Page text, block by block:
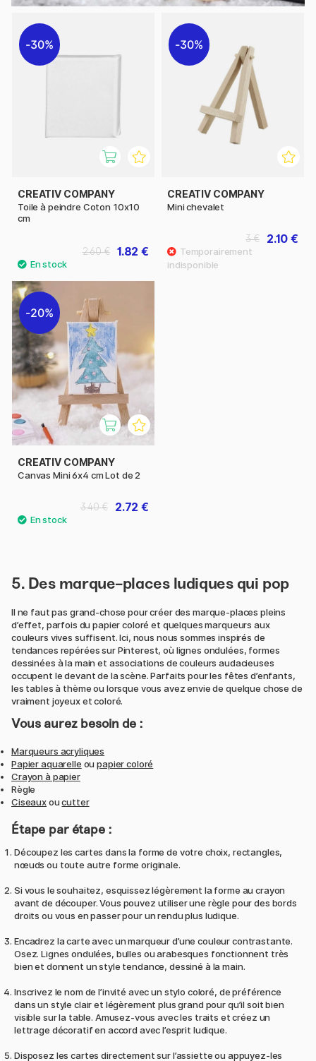
30%
CREATIV COMPANY
Toile à peindre Coton 10x10
cm
1.82 €
2.60 €
30%
CREATIV COMPANY
Mini chevalet
2.10 €
3 €
20%
CREATIV COMPANY
Canvas Mini 6x4 cm Lot de 2
2.72 €
3.40 €
5. Des marque-places ludiques qui pop
Il ne faut pas grand-chose pour créer des marque-places pleins
d’effet, parfois du papier coloré et quelques marqueurs aux
couleurs vives suffisent. Ici, nous nous sommes inspirés de
tendances repérées sur Pinterest, où lignes ondulées, formes
dessinées à la main et associations de couleurs audacieuses
occupent le devant de la scène. Parfaits pour les fêtes d’enfants,
les tables à thème ou lorsque vous avez envie de quelque chose de
vraiment joyeux et coloré.
Vous aurez besoin de :
Marqueurs acryliques
Papier aquarelle oupapier coloré
Crayon à papier
Règle
Ciseauxoucutter
Étape par étape :
Découpez les cartes dans la forme de votre choix, rectangles,
nœuds ou toute autre forme originale.
Si vous le souhaitez, esquissez légèrement la forme au crayon
avant de découper. Vous pouvez utiliser une règle pour des bords
droits ou vous en passer pour un rendu plus ludique.
Encadrez la carte avec un marqueur d’une couleur contrastante.
Osez. Lignes ondulées, bulles ou arabesques fonctionnent très
bien et donnent un style tendance, dessiné à la main.
Inscrivez le nom de l’invité avec un stylo coloré, de préférence
dans un style clair et légèrement plus grand pour qu’il soit bien
visible sur la table. Amusez-vous avec les traits et créez un
lettrage décoratif en accord avec l’esprit ludique.
Disposez les cartes directement sur l’assiette ou appuyez-les